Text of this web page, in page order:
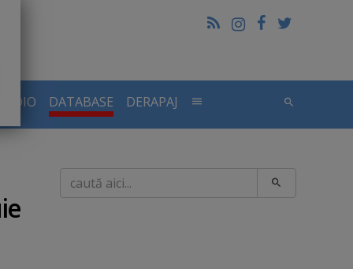
DATABASE DERAPAJ
Caută